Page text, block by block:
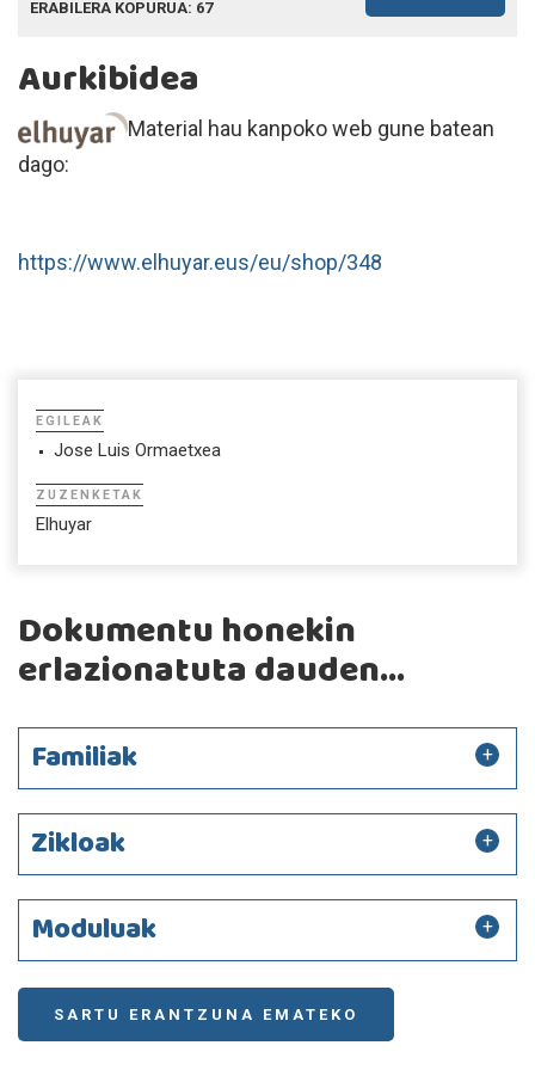
ERABILERA KOPURUA: 67
Aurkibidea
Material hau kanpoko web gune batean
dago:
https://www.elhuyar.eus/eu/shop/348
EGILEAK
Jose Luis Ormaetxea
ZUZENKETAK
Elhuyar
Dokumentu honekin
erlazionatuta dauden...
Familiak
Zikloak
Moduluak
SARTU ERANTZUNA EMATEKO